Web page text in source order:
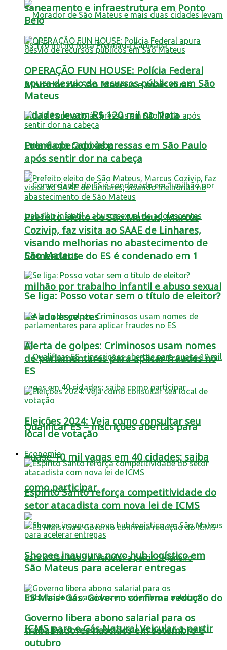
Morador de São Mateus e mais duas
cidades levam R$ 120 mil no Nota
Premiada Capixaba
Comerciante do ES é condenado em 1
milhão por trabalho infantil e abuso sexual
de adolescentes
Qualificar ES – inscrições abertas para
quase 10 mil vagas em 40 cidades; saiba
como participar
ES Mais+Gás: Governo confirma redução do
ICMS para o Gás Natural Veicular a partir
saneamento e infraestrutura em Ponto
Belo
OPERAÇÃO FUN HOUSE: Polícia Federal
apura desvio de recursos públicos em São
Mateus
Lula é operado às pressas em São Paulo
após sentir dor na cabeça
Prefeito eleito de São Mateus, Marcus
Cozivip, faz visita ao SAAE de Linhares,
visando melhorias no abastecimento de
São Mateus
Se liga: Posso votar sem o título de eleitor?
Alerta de golpes: Criminosos usam nomes
de parlamentares para aplicar fraudes no
ES
Eleições 2024: Veja como consultar seu
local de votação
Economia
Espírito Santo reforça competitividade do
setor atacadista com nova lei de ICMS
Shopee inaugura novo hub logístico em
São Mateus para acelerar entregas
Governo libera abono salarial para os
trabalhadores nascidos em setembro e
outubro